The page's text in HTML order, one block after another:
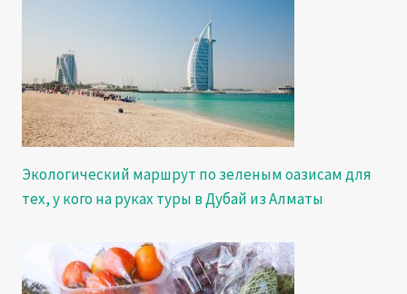
Экологический маршрут по зеленым оазисам для
тех, у кого на руках туры в Дубай из Алматы